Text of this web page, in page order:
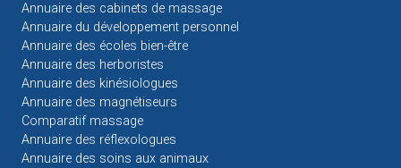
Annuaire des cabinets de massage
Annuaire du développement personnel
Annuaire des écoles bien-être
Annuaire des herboristes
Annuaire des kinésiologues
Annuaire des magnétiseurs
Comparatif massage
Annuaire des réflexologues
Annuaire des soins aux animaux